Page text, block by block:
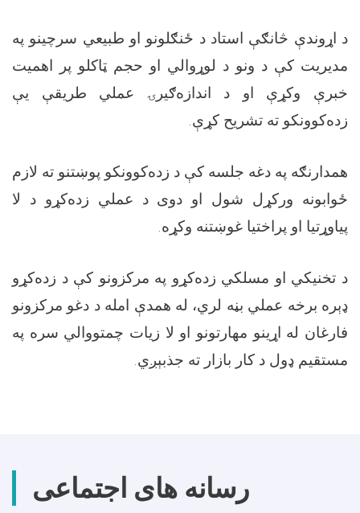
د اړوندې څانګې استاد د ځنګلونو او طبیعي سرچینو په
مدیریت کې د ونو د لوړوالي او حجم ټاکلو پر اهمیت
خبرې وکړې او د اندازه‌ګیرۍ عملي طریقې یې
زده‌کوونکو ته تشریح کړې.
همدارنګه په دغه جلسه کې د زده‌کوونکو پوښتنو ته لازم
ځوابونه ورکړل شول او دوی د عملي زده‌کړو د لا
پیاوړتیا او پراختیا غوښتنه وکړه.
د تخنیکي او مسلکي زده‌کړو په مرکزونو کې د زده‌کړو
ډېره برخه عملي بڼه لري، له همدې امله د دغو مرکزونو
فارغان له اړینو مهارتونو او لا زیات چمتووالي سره په
مستقیم ډول د کار بازار ته جذبېږي.
رسانه های اجتماعی